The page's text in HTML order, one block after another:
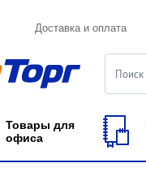
Доставка и оплата
Товары для
офиса